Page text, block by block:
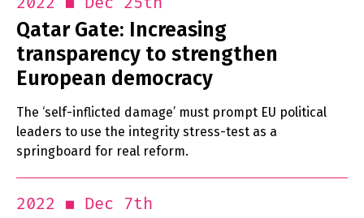
Qatar Gate: Increasing
transparency to strengthen
European democracy
The ‘self-inflicted damage’ must prompt EU political
leaders to use the integrity stress-test as a
springboard for real reform.
2022 Dec 7th